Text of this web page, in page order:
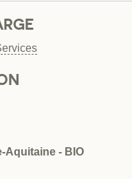
Aquitaine - BIO